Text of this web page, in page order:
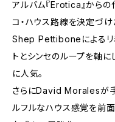
アルバム『Erotica』から
コ・ハウス路線を決定づけ
Shep Pettiboneによるリ
トとシンセのループを軸
に人気。
さらにDavid Moralesが手
ルフルなハウス感覚を前